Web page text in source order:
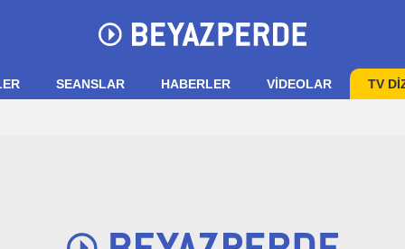
SEANSLAR HABERLER VIDEOLAR TV